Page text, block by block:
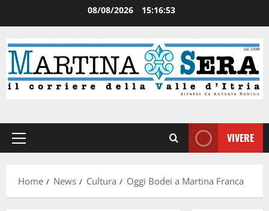
08/08/2026 15:16:54
VIVERE
Home News Cultura Oggi Bodei a Martina Franca